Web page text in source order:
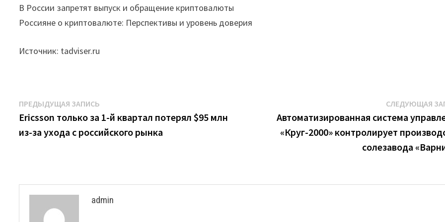
В России запретят выпуск и обращение криптовалюты
Россияне о криптовалюте: Перспективы и уровень доверия
Источник: tadviser.ru
Навигация
по
записям
ПРЕДЫДУЩАЯ ЗАПИСЬ
запись:
Ericsson только за 1-й квартал потерял $95 млн
из-за ухода с российского рынка
СЛЕДУЮЩАЯ
Автоматизированная система
«Круг-2000» контролирует
солезавода
admin